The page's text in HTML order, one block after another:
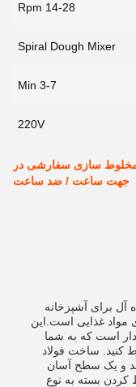
14-28 Rpm
Spiral Dough Mixer
3-7 Min
220V
مخلوط سازی سفارشی در
جهت ساعت / ضد ساعت
آل برای آشپزخانه
مواد غذایی است.این
است که به شما
کنید. ساخت فولاد
و یک سطح آسان
کردن بسته به نوع